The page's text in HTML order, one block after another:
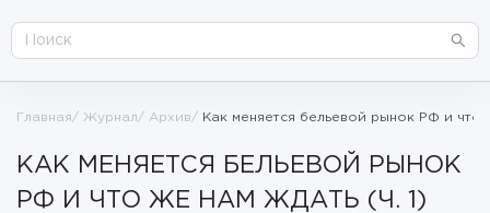
Главная Журнал Архив Как меняется бельевой рынок РФ и что
КАК МЕНЯЕТСЯ БЕЛЬЕВОЙ РЫНОК
РФ И ЧТО ЖЕ НАМ ЖДАТЬ (Ч. 1)